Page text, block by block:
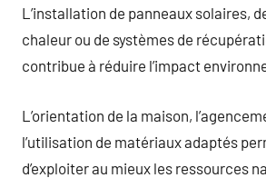
L’installation de panneaux solaires,
chaleur ou de systèmes de
contribue à réduire l’impact
L’orientation de la maison,
l’utilisation de matériaux adaptés
d’exploiter au mieux les ressources